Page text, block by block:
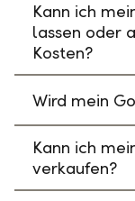
Kann ich
lassen oder
Kosten?
Wird mein
Kann ich
verkaufen?